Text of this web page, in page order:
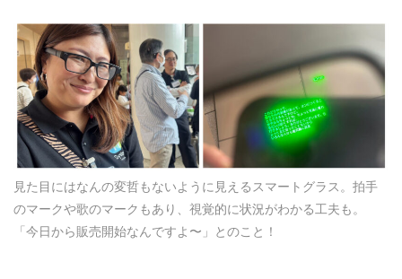
見た目にはなんの変哲もないように見えるスマートグラス。拍手
のマークや歌のマークもあり、視覚的に状況がわかる工夫も。
「今日から販売開始なんですよ〜」とのこと！